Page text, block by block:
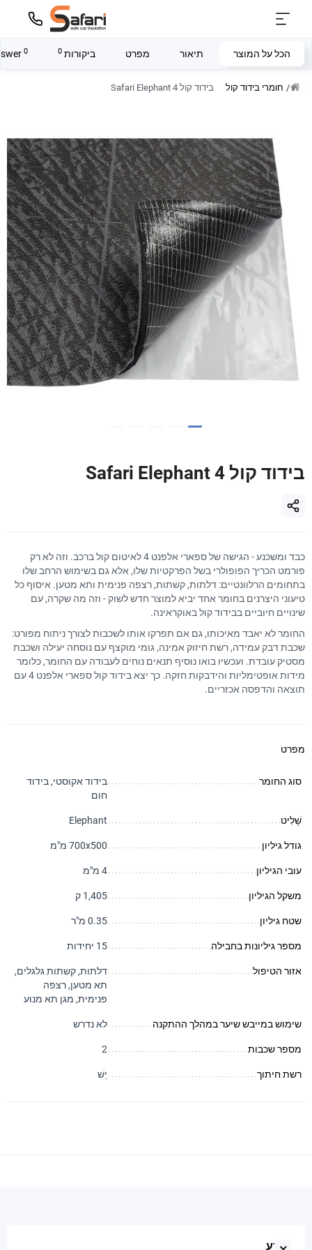
חומרי בידוד קול בידוד קול Safari Elephant 4
הכל על המוצר תיאור מפרט ביקורות 0
0
בידוד קול Safari Elephant 4
כבד ומשכנע - הגישה של ספארי אלפנט 4 לאיטום קול ברכב. וזה לא רק
פורמט הכריך הפופולרי בשל הפרקטיות שלו, אלא גם בשימוש הרחב שלו
בתחומים הרלוונטיים: דלתות, קשתות, רצפה פנימית ותא מטען. איסוף כל
טיעוני היצרנים בחומר אחד יביא למוצר חדש לשוק - וזה מה שקרה, עם
שינויים חיוביים בבידוד קול באוקראינה.
החומר לא יאבד מאיכותו, גם אם תפרקו אותו לשכבות לצורך ניתוח מפורט:
שכבת דבק עמידה, רשת חיזוק אמינה, גומי מוקצף עם נוסחה יעילה ושכבת
מסטיק עובדת. ועכשיו בואו נוסיף תנאים נוחים לעבודה עם החומר, כלומר
מידות אופטימליות והידבקות חזקה. כך יצא בידוד קול ספארי אלפנט 4 עם
תוצאה והדפסה אכזריים.
מפרט
סוג החומר
בידוד אקוסטי, בידוד
חום
שָׁלִיט Elephant
גודל גיליון 700x500 מ"מ
עובי הגיליון 4 מ"מ
משקל הגיליון 1,405 ק
שטח גיליון 0.35 מ"ר
מספר גיליונות בחבילה 15 יחידות
אזור הטיפול
דלתות, קשתות גלגלים,
תא מטען, רצפה
פנימית, מגן תא מנוע
שימוש במייבש שיער במהלך ההתקנה לא נדרש
מספר שכבות 2
רשת חיתוך יֵשׁ
מֵידָע